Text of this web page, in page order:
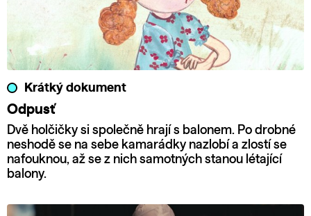
Krátký dokument
Odpusť
Dvě holčičky si společně hrají s balonem. Po drobné
neshodě se na sebe kamarádky nazlobí a zlostí se
nafouknou, až se z nich samotných stanou létající
balony.